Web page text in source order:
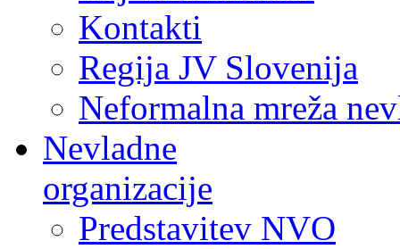
Kontakti
Regija JV Slovenija
Neformalna mreža
Nevladne
organizacije
Predstavitev NVO